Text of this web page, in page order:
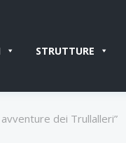
STRUTTURE
dei Trullalleri”